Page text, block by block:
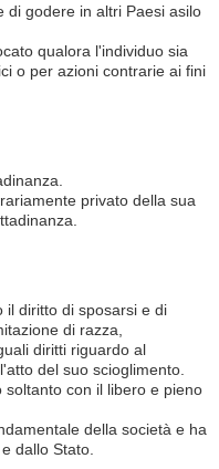
di godere in altri Paesi asilo
qualora l'individuo sia
o per azioni contrarie ai fini
privato della sua
il diritto di sposarsi e di
di razza,
diritti riguardo al
del suo scioglimento.
con il libero e pieno
della società e ha
dallo Stato.